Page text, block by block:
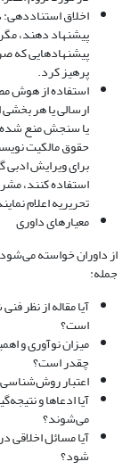
اخلاق استناددهی:
پیشنهاد دهند،
پیشنهادهایی که
پرهیز کرد.
استفاده از هوش
ارسالی یا هر
یا سنجش منع
حقوق مالکیت
برای ویرایش
استفاده کنند،
تحریریه اعلام
معیارهای داوری
از داوران خواسته می‌شود
جمله:
آیا مقاله از نظر
است؟
میزان نوآوری و
چقدر است؟
اعتبار
آیا ادعاها و
می‌شوند؟
آیا مسائل اخلاقی
شود؟